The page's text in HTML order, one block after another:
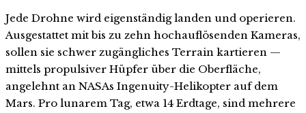
Jede Drohne wird eigenständig landen und operieren.
Ausgestattet mit bis zu zehn hochauflösenden Kameras,
sollen sie schwer zugängliches Terrain kartieren —
mittels propulsiver Hüpfer über die Oberfläche,
angelehnt an NASAs Ingenuity-Helikopter auf dem
Mars. Pro lunarem Tag, etwa 14 Erdtage, sind mehrere